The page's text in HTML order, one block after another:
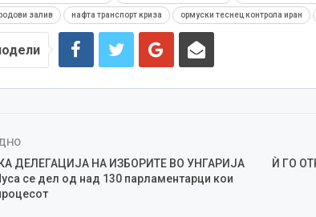
залив нафта транспорт криза ормуски теснец контрола иран
ДЕЛЕГАЦИЈА НА ИЗБОРИТЕ ВО УНГАРИЈА
се дел од над 130 парламентарци кои
Ѝ ГО